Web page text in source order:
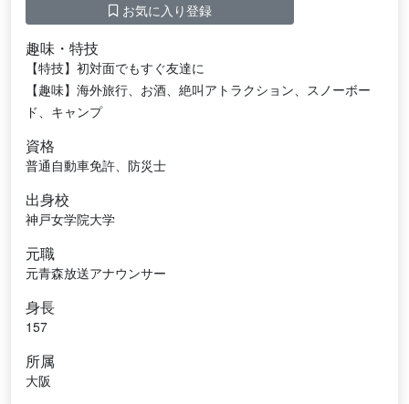
お気に入り登録
趣味・特技
【特技】初対面でもすぐ友達に
【趣味】海外旅行、お酒、絶叫アトラクション、スノーボー
ド、キャンプ
資格
普通自動車免許、防災士
出身校
神戸女学院大学
元職
元青森放送アナウンサー
身長
157
所属
大阪